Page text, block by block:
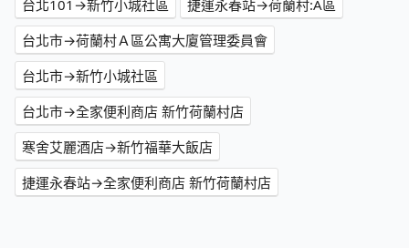
台北101→新竹小城社區
捷運永春站→荷蘭村:A區
台北市→荷蘭村Ａ區公寓大廈管理委員會
台北市→新竹小城社區
台北市→全家便利商店 新竹荷蘭村店
寒舍艾麗酒店→新竹福華大飯店
捷運永春站→全家便利商店 新竹荷蘭村店